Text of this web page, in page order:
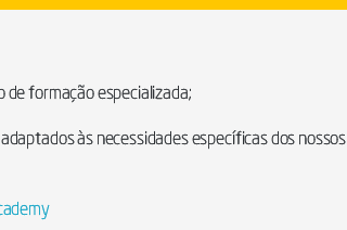
formação especializada;
às necessidades específicas dos nossos